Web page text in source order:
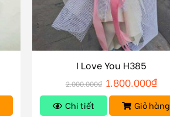
I Love You H385
2.000.000₫ 1.800.000₫
Chi tiết Giỏ hàng